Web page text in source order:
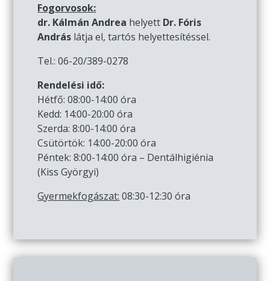
Fogorvosok:
dr. Kálmán Andrea helyett Dr. Fóris
András látja el, tartós helyettesítéssel.
Tel.: 06-20/389-0278
Rendelési idő:
Hétfő: 08:00-14:00 óra
Kedd: 14:00-20:00 óra
Szerda: 8:00-14:00 óra
Csütörtök: 14:00-20:00 óra
Péntek: 8:00-14:00 óra – Dentálhigiénia
(Kiss Györgyi)
Gyermekfogászat: 08:30-12:30 óra